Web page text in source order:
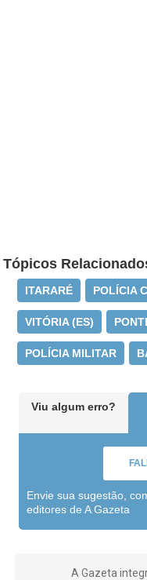
Tópicos
ITARARÉ POLÍCIA
VITÓRIA (ES)
POLÍCIA MILITAR
Viu algum erro?
Envie sua sugestão,
editores de A Gazeta
A Gazeta